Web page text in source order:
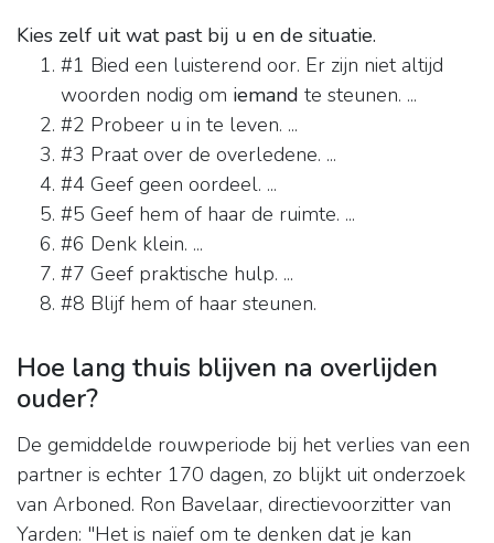
Kies zelf uit wat past bij u en de situatie.
#1 Bied een luisterend oor. Er zijn niet altijd
woorden nodig om iemand te steunen. ...
#2 Probeer u in te leven. ...
#3 Praat over de overledene. ...
#4 Geef geen oordeel. ...
#5 Geef hem of haar de ruimte. ...
#6 Denk klein. ...
#7 Geef praktische hulp. ...
#8 Blijf hem of haar steunen.
Hoe lang thuis blijven na overlijden
ouder?
De gemiddelde rouwperiode bij het verlies van een
partner is echter 170 dagen, zo blijkt uit onderzoek
van Arboned. Ron Bavelaar, directievoorzitter van
Yarden: "Het is naïef om te denken dat je kan